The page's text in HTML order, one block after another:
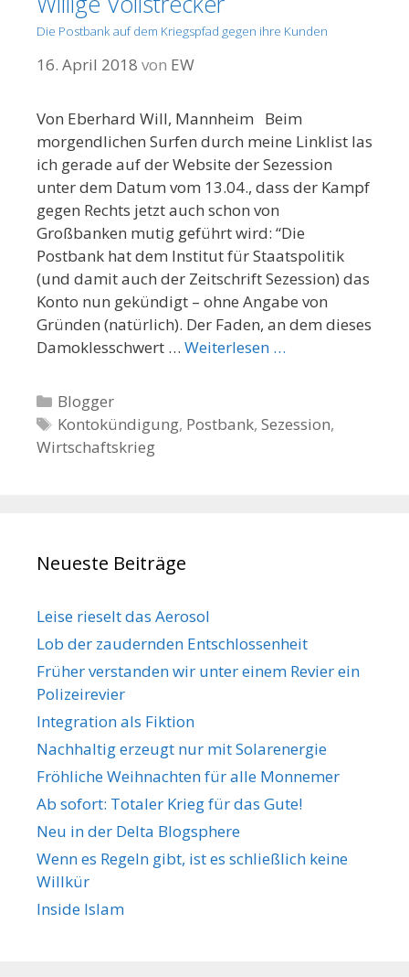
Die Postbank auf dem Kriegspfad gegen ihre Kunden
16. April 2018 von EW
Von Eberhard Will, Mannheim Beim
morgendlichen Surfen durch meine Linklist las
ich gerade auf der Website der Sezession
unter dem Datum vom 13.04., dass der Kampf
gegen Rechts jetzt auch schon von
Großbanken mutig geführt wird: “Die
Postbank hat dem Institut für Staatspolitik
(und damit auch der Zeitschrift Sezession) das
Konto nun gekündigt – ohne Angabe von
Gründen (natürlich). Der Faden, an dem dieses
Damoklesschwert … Weiterlesen …
K
a
t
i
Blogger
S
c
w
e
r
Kontokündigung, Postbank,Sezession,
Wirtschaftskrieg
Neueste Beiträge
Leise rieselt das Aerosol
Lob der zaudernden Entschlossenheit
Früher verstanden wir unter einem Revier ein
Polizeirevier
Integration als Fiktion
Nachhaltig erzeugt nur mit Solarenergie
Fröhliche Weihnachten für alle Monnemer
Ab sofort: Totaler Krieg für das Gute!
Neu in der Delta Blogsphere
Wenn es Regeln gibt, ist es schließlich keine
Willkür
Inside Islam